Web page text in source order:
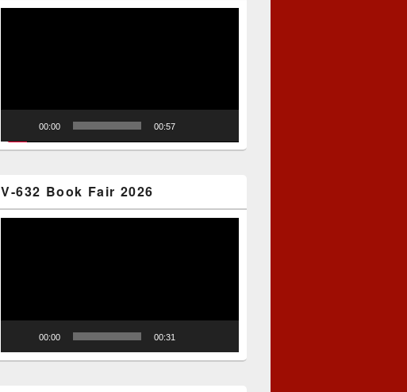
00:00 00:57
V-632 Book Fair 2026
00:00 00:31